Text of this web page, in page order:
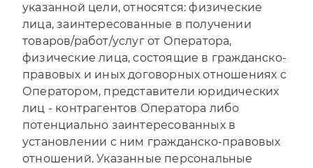
указанной цели, относятся: физические
лица, заинтересованные в получении
товаров/работ/услуг от Оператора,
физические лица, состоящие в гражданско-
правовых и иных договорных отношениях с
Оператором, представители юридических
лиц - контрагентов Оператора либо
потенциально заинтересованных в
установлении с ним гражданско-правовых
отношений. Указанные персональные